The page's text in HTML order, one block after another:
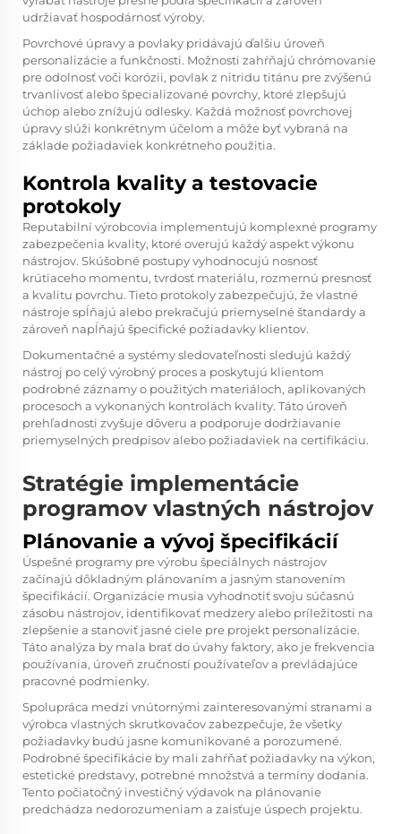
udržiavať hospodárnosť výroby.
Povrchové úpravy a povlaky pridávajú ďalšiu úroveň
personalizácie a funkčnosti. Možnosti zahŕňajú chrómovanie
pre odolnosť voči korózii, povlak z nitridu titánu pre zvýšenú
trvanlivosť alebo špecializované povrchy, ktoré zlepšujú
úchop alebo znížujú odlesky. Každá možnosť povrchovej
úpravy slúži konkrétnym účelom a môže byť vybraná na
základe požiadaviek konkrétneho použitia.
Kontrola kvality a testovacie
protokoly
Reputabilní výrobcovia implementujú komplexné programy
zabezpečenia kvality, ktoré overujú každý aspekt výkonu
nástrojov. Skúšobné postupy vyhodnocujú nosnosť
krútiaceho momentu, tvrdosť materiálu, rozmernú presnosť
a kvalitu povrchu. Tieto protokoly zabezpečujú, že vlastné
nástroje spĺňajú alebo prekračujú priemyselné štandardy a
zároveň napĺňajú špecifické požiadavky klientov.
Dokumentačné a systémy sledovateľnosti sledujú každý
nástroj po celý výrobný proces a poskytujú klientom
podrobné záznamy o použitých materiáloch, aplikovaných
procesoch a vykonaných kontrolách kvality. Táto úroveň
prehľadnosti zvyšuje dôveru a podporuje dodržiavanie
priemyselných predpisov alebo požiadaviek na certifikáciu.
Stratégie implementácie
programov vlastných nástrojov
Plánovanie a vývoj špecifikácií
Úspešné programy pre výrobu špeciálnych nástrojov
začínajú dôkladným plánovaním a jasným stanovením
špecifikácií. Organizácie musia vyhodnotiť svoju súčasnú
zásobu nástrojov, identifikovať medzery alebo príležitosti na
zlepšenie a stanoviť jasné ciele pre projekt personalizácie.
Táto analýza by mala brať do úvahy faktory, ako je frekvencia
používania, úroveň zručností používateľov a prevládajúce
pracovné podmienky.
Spolupráca medzi vnútornými zainteresovanými stranami a
výrobca vlastných skrutkovačovzabezpečuje, že všetky
požiadavky budú jasne komunikované a porozumené.
Podrobné špecifikácie by mali zahŕňať požiadavky na výkon,
estetické predstavy, potrebné množstvá a termíny dodania.
Tento počiatočný investičný výdavok na plánovanie
predchádza nedorozumeniam a zaisťuje úspech projektu.